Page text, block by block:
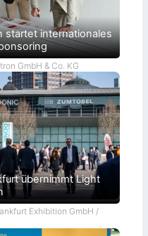
startet internationales
GmbH & Co. KG
übernimmt Light
Exhibition GmbH /